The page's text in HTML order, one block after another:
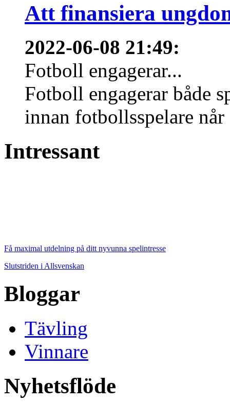
Att finansiera
2022-06-08 21:49:
Fotboll engagerar...
Fotboll engagerar både
innan fotbollsspelare
Intressant
Få maximal utdelning på ditt nyvunna spelintresse
Slutstriden i Allsvenskan
Bloggar
Tävling
Vinnare
Nyhetsflöde